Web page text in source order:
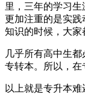
里，三年的学习
更加注重的是实
知识的时候，大家
几乎所有高中生
专转本。所以，在
以上就是专升本